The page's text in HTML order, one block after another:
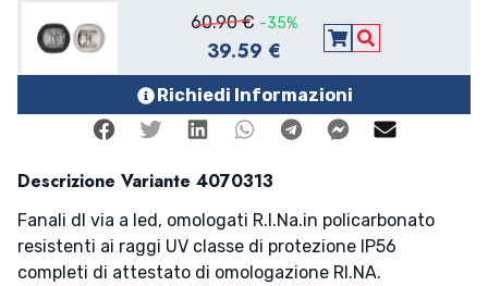
60.90 € -35%
39.59 € Aggiungi al
Vedi Dettagli
Richiedi Informazioni
FacebookTwitterLinkedinWhatsappTelegramFacebook
Descrizione Variante 4070313
Fanali dl via a led, omologati R.I.Na.in policarbonato
resistenti ai raggi UV classe di protezione IP56
completi di attestato di omologazione RI.NA.